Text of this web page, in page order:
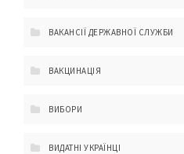
ВАКАНСІЇ ДЕРЖАВНОЇ СЛУЖБИ
ВАКЦИНАЦІЯ
ВИБОРИ
ВИДАТНІ УКРАЇНЦІ